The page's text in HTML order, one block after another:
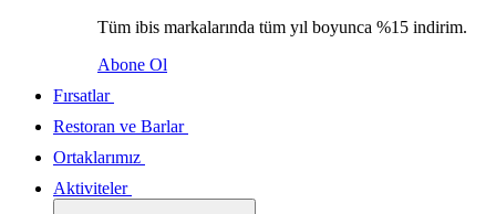
Tüm ibis markalarında tüm yıl boyunca %15 indirim.
Abone Ol
Fırsatlar
Restoran ve Barlar
Ortaklarımız
Aktiviteler